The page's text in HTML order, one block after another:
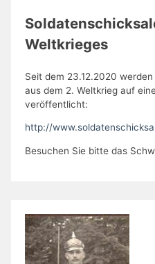
Weltkrieges
Seit dem 23.12.2020
aus dem 2. Weltkrieg auf
veröffentlicht:
http://
Besuchen Sie bitte das